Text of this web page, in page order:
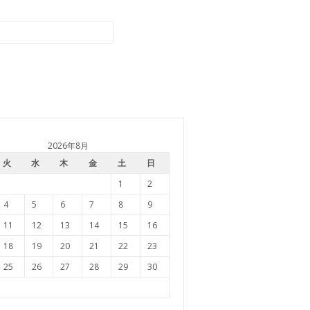
2026年8月
火 水 木 金 土
日
1
2
4 5 6 7 8
9
11 12 13 14 15
16
18 19 20 21 22
23
25 26 27 28 29
30